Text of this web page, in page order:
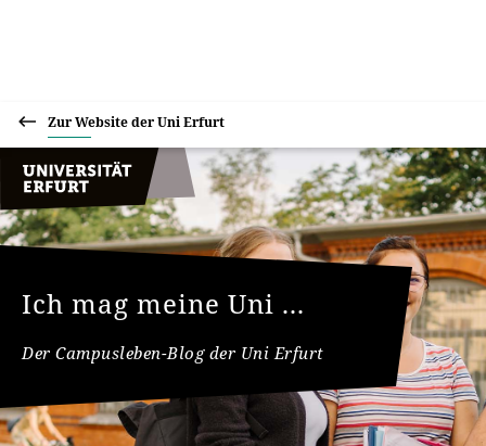
Zur Website der Uni Erfurt
Ich mag meine Uni ...
Der Campusleben-Blog der Uni Erfurt